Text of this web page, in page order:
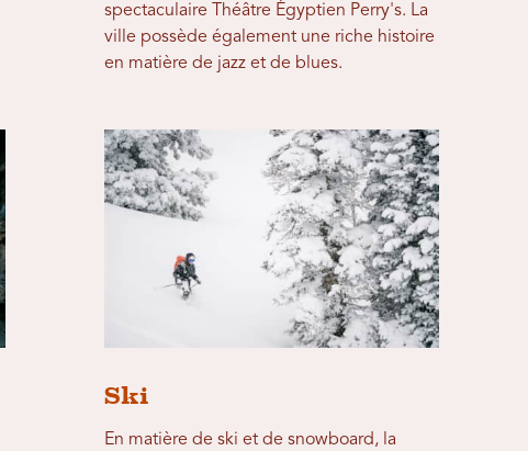
spectaculaire Théâtre Égyptien Perry's. La
ville possède également une riche histoire
en matière de jazz et de blues.
Ski
En matière de ski et de snowboard, la